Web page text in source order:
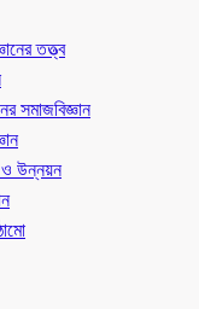
তত্ত্ব
সমাজবিজ্ঞান
ও উন্নয়ন